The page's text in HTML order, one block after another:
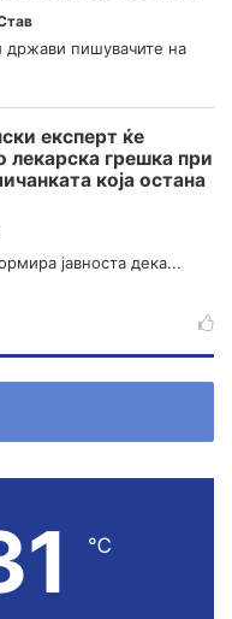
држави пишувачите на
експерт ќе
лекарска грешка при
која остана
јавноста дека...
℃